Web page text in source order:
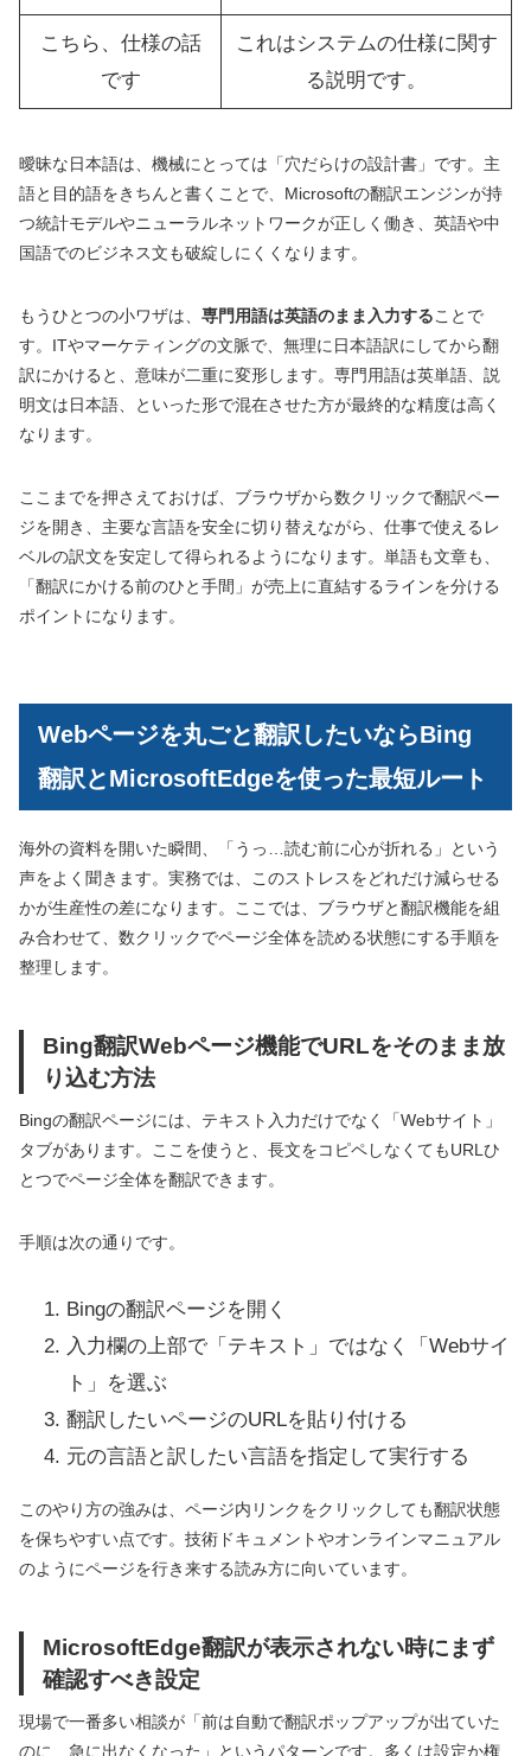
こちら、仕様の話
です
これはシステムの仕様に関す
る説明です。
曖昧な日本語は、機械にとっては「穴だらけの設計書」です。主
語と目的語をきちんと書くことで、Microsoftの翻訳エンジンが持
つ統計モデルやニューラルネットワークが正しく働き、英語や中
国語でのビジネス文も破綻しにくくなります。
もうひとつの小ワザは、 専門用語は英語のまま入力することで
す。ITやマーケティングの文脈で、無理に日本語訳にしてから翻
訳にかけると、意味が二重に変形します。専門用語は英単語、説
明文は日本語、といった形で混在させた方が最終的な精度は高く
なります。
ここまでを押さえておけば、ブラウザから数クリックで翻訳ペー
ジを開き、主要な言語を安全に切り替えながら、仕事で使えるレ
ベルの訳文を安定して得られるようになります。単語も文章も、
「翻訳にかける前のひと手間」が売上に直結するラインを分ける
ポイントになります。
Webページを丸ごと翻訳したいならBing
翻訳とMicrosoftEdgeを使った最短ルート
海外の資料を開いた瞬間、「うっ…読む前に心が折れる」という
声をよく聞きます。実務では、このストレスをどれだけ減らせる
かが生産性の差になります。ここでは、ブラウザと翻訳機能を組
み合わせて、数クリックでページ全体を読める状態にする手順を
整理します。
Bing翻訳Webページ機能でURLをそのまま放
り込む方法
Bingの翻訳ページには、テキスト入力だけでなく「Webサイト」
タブがあります。ここを使うと、長文をコピペしなくてもURLひ
とつでページ全体を翻訳できます。
手順は次の通りです。
Bingの翻訳ページを開く
入力欄の上部で「テキスト」ではなく「Webサイ
ト」を選ぶ
翻訳したいページのURLを貼り付ける
元の言語と訳したい言語を指定して実行する
このやり方の強みは、ページ内リンクをクリックしても翻訳状態
を保ちやすい点です。技術ドキュメントやオンラインマニュアル
のようにページを行き来する読み方に向いています。
MicrosoftEdge翻訳が表示されない時にまず
確認すべき設定
現場で一番多い相談が「前は自動で翻訳ポップアップが出ていた
のに、急に出なくなった」というパターンです。多くは設定か権